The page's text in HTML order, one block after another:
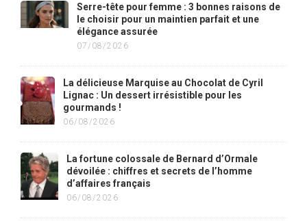
Serre-tête pour femme : 3 bonnes raisons de
le choisir pour un maintien parfait et une
élégance assurée
07/08/2026
La délicieuse Marquise au Chocolat de Cyril
Lignac : Un dessert irrésistible pour les
gourmands !
06/08/2026
La fortune colossale de Bernard d’Ormale
dévoilée : chiffres et secrets de l’homme
d’affaires français
06/08/2026